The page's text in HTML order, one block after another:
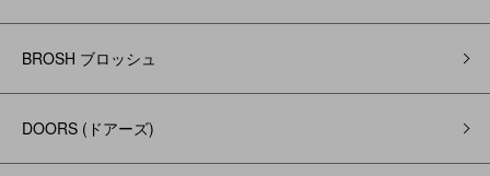
BROSH ブロッシュ
DOORS (ドアーズ)